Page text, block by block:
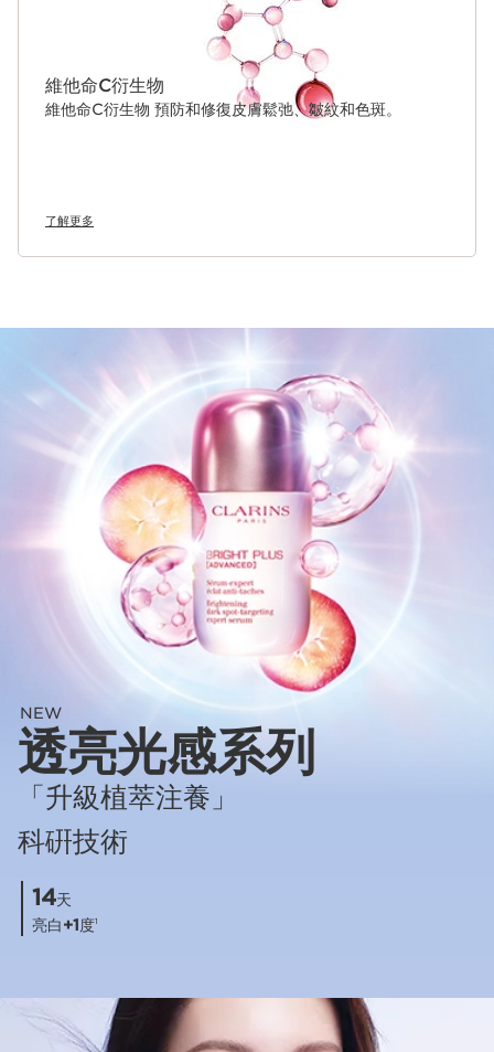
維他命C衍生物
維他命C衍生物 預防和修復皮膚鬆弛、皺紋和色斑。
了解更多
NEW
透亮光感系列
「升級植萃注養」
科硏技術
14天
亮白+1度1